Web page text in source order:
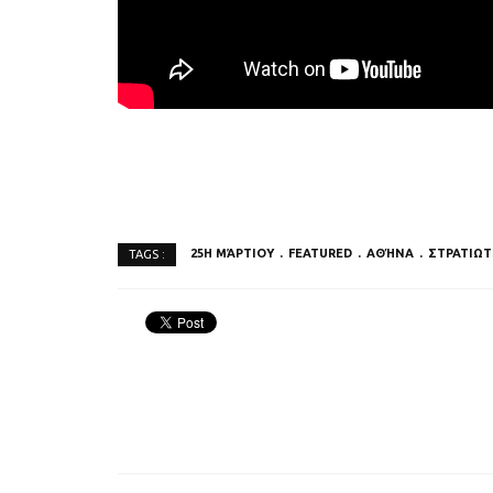
TAGS : 25Η ΜΆΡΤΙΟΥ FEATURED ΑΘΉΝΑ